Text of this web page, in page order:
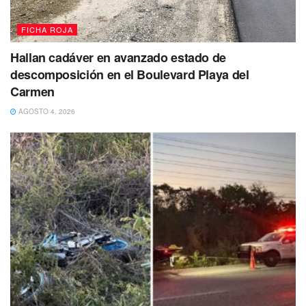
Por su parte,el conductor de la pesada unidad
presentado ante lasautoridades de manera preventiva
Sin embargo, se espera que la aseguradora gestione la
liberación del vehículo en las próximas horas, ya queel
peritaje inicial señala que el camión no tuvo
responsabilidaden el siniestro.
Llamado a la prevención:Las autoridades de
seguridad vial exhortan nuevamente a los motociclistas a
respetar estrictamente los señalamientos de tránsito para
FICHA ROJA
Hallan cadáver en avanzado estado de
descomposición en el Boulevard Playa del
Carmen
AGOSTO 4, 2026